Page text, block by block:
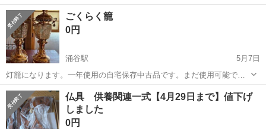
てません。箱に入ったままです。一度の使用中古品になります。自宅
保管しておりました。使用して頂ける方にお譲りしたいので宜しくお
願いいたします。箱の方に図が載っていま...
宮城 遠田郡 涌谷駅
ごくらく籠
0円
涌谷駅
5月7日
灯籠になります。一年使用の自宅保存中古品です。まだ使用可能で
す。捨てるのが勿体ないので、使用して頂ける方にお譲りしたいので
宜しくお願いいたします。待ち合わせにてお引き渡しお願い致しま
す。
宮城 遠田郡 涌谷駅 冠婚葬祭 譲り
仏具 供養関連一式【4月29日まで】値下げ
しました
0円